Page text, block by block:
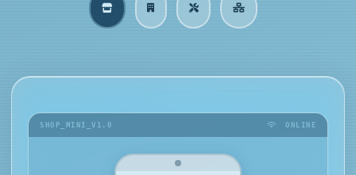
SHOP_MINI_V1.0 ONLINE